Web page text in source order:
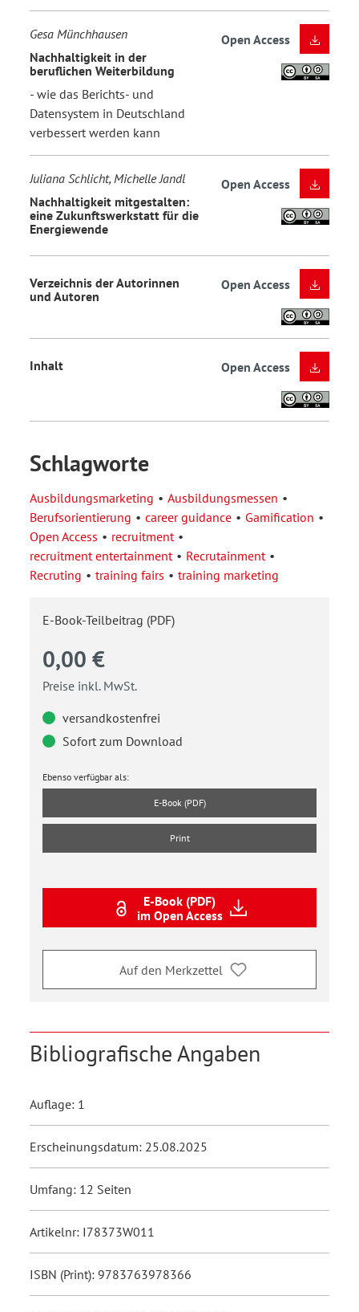
Gesa Münchhausen
Nachhaltigkeit in der
beruflichen Weiterbildung
- wie das Berichts- und
Datensystem in Deutschland
verbessert werden kann
Open Access
Juliana Schlicht, Michelle Jandl
Nachhaltigkeit mitgestalten:
eine Zukunftswerkstatt für die
Energiewende
Open Access
Verzeichnis der Autorinnen
und Autoren
Open Access
Inhalt Open Access
Schlagworte
Ausbildungsmarketing
Ausbildungsmessen
Berufsorientierung
career guidance
Gamification
Open Access
recruitment
recruitment entertainment
Recrutainment
Recruting
training fairs training marketing
E-Book-Teilbeitrag (PDF)
0,00 €
Preise inkl. MwSt.
versandkostenfrei
Sofort zum Download
Ebenso verfügbar als:
E-Book (PDF)
Print
E-Book (PDF)
im Open Access
Auf den Merkzettel
Bibliografische Angaben
Auflage: 1
Erscheinungsdatum: 25.08.2025
Umfang: 12 Seiten
Artikelnr: I78373W011
ISBN (Print): 9783763978366